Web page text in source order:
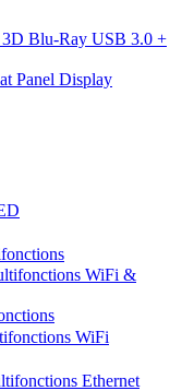
Blu-Ray USB 3.0 +
Panel Display
WiFi &
WiFi
Ethernet